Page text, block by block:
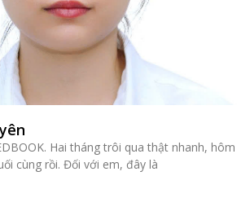
Hai tháng trôi qua thật nhanh, hôm
cùng rồi. Đối với em, đây là